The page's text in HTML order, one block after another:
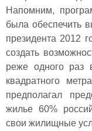
Напомним,
была обеспечить
президента 2012
создать
реже одного раз
квадратного
предполагал
жилье 60%
свои жилищные